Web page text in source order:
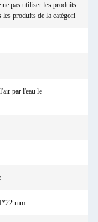
ne pas utiliser les produits
les produits de la catégori
par l'eau le
mm